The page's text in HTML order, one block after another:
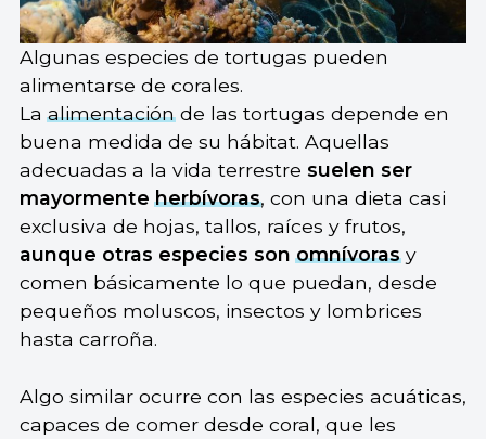
Algunas especies de tortugas pueden
alimentarse de corales.
Laalimentaciónde las tortugas depende en
buena medida de su hábitat. Aquellas
adecuadas a la vida terrestre suelen ser
mayormenteherbívoras, con una dieta casi
exclusiva de hojas, tallos, raíces y frutos,
aunque otras especies sonomnívorasy
comen básicamente lo que puedan, desde
pequeños moluscos, insectos y lombrices
hasta carroña.
Algo similar ocurre con las especies acuáticas,
capaces de comer desde coral, que les